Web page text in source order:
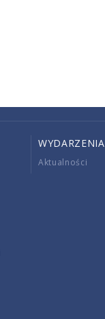
WYDARZENIA
Aktualności